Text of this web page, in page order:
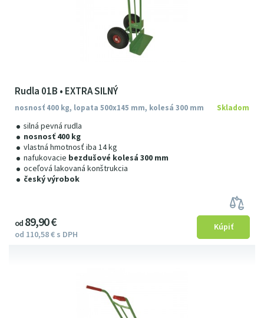
Rudla 01B • EXTRA SILNÝ
nosnosť 400 kg, lopata 500x145 mm, kolesá 300 mm
silná pevná rudla
nosnosť 400 kg
vlastná hmotnosť iba 14 kg
nafukovacie bezdušové kolesá 300 mm
oceľová lakovaná konštrukcia
český výrobok
Skladom
od 89 90€
od 110 58€ s DPH